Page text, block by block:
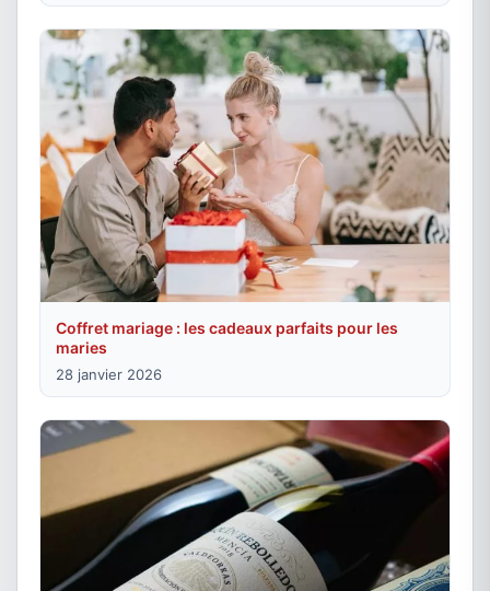
Coffret mariage : les cadeaux parfaits pour les
maries
28 janvier 2026